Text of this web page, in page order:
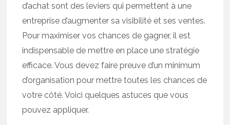
d’achat sont des leviers qui permettent à une
entreprise d’augmenter sa visibilité et ses ventes.
Pour maximiser vos chances de gagner, il est
indispensable de mettre en place une stratégie
efficace. Vous devez faire preuve d’un minimum
d’organisation pour mettre toutes les chances de
votre côté. Voici quelques astuces que vous
pouvez appliquer.